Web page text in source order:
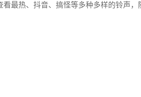
最热、抖音、搞怪等多种多样的铃声